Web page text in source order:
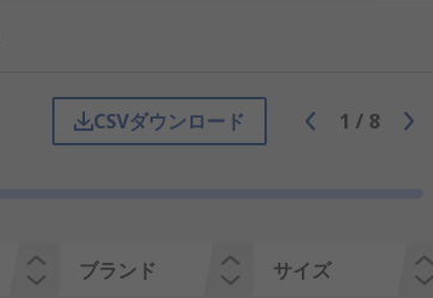
CSVダウンロード 1 / 8
ブランド サイズ